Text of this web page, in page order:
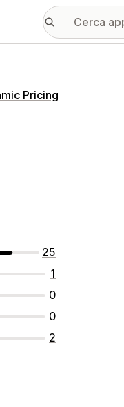
Pricing
25
1
0
0
2